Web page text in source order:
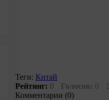
Теги: Китай
Рейтинг: 0 Голосов: 0
Комментарии (0)